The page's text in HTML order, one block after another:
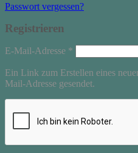
Passwort vergessen?
Registrieren
E-Mail-Adresse *
Ein Link zum Erstellen eines
Mail-Adresse gesendet.